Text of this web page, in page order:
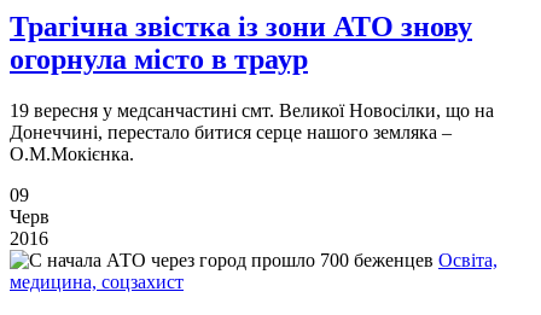
Трагічна звістка із зони АТО знову
огорнула місто в траур
19 вересня у медсанчастині смт. Великої Новосілки, що на
Донеччині, перестало битися серце нашого земляка –
О.М.Мокієнка.
09
Черв
2016
Освіта,
медицина, соцзахист